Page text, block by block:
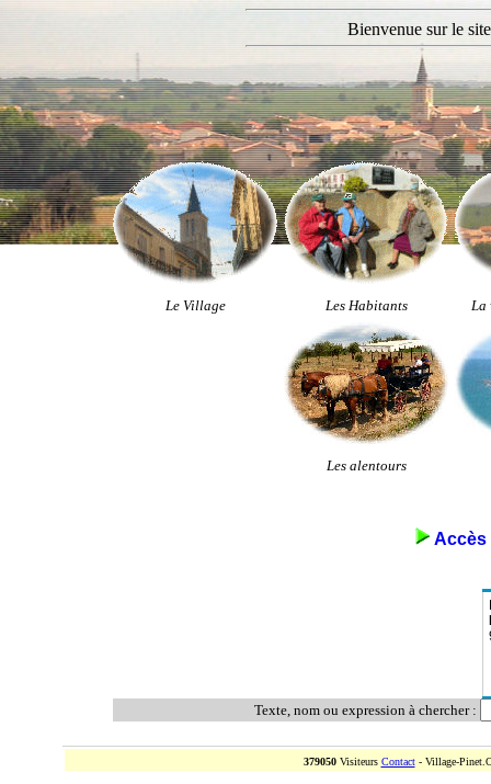
Bienvenue sur le
Le Village Les Habitants La
Les alentours
Accès
Texte, nom ou expression à chercher :
379050Visiteurs Contact- Village-